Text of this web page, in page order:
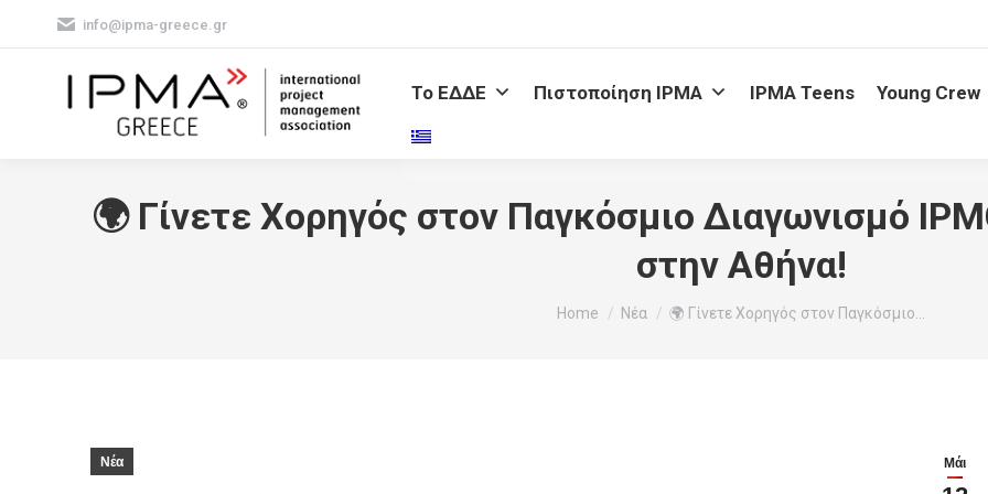
info@ipma-greece.gr
Το ΕΔΔΕ Πιστοποίηση IPMA IPMA Teens Young Crew
🌍 Γίνετε Χορηγός στον Παγκόσμιο Διαγωνισμό
στην Αθήνα!
You are here:
Home Νέα 🌍 Γίνετε Χορηγός στον Παγκόσμιο…
Μάι
Νέα